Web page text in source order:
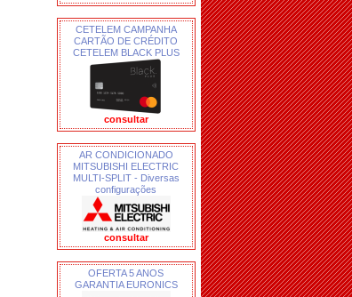
CETELEM CAMPANHA
CARTÃO DE CRÉDITO
CETELEM BLACK PLUS
consultar
AR CONDICIONADO
MITSUBISHI ELECTRIC
MULTI-SPLIT - Diversas
configurações
consultar
OFERTA 5 ANOS
GARANTIA EURONICS